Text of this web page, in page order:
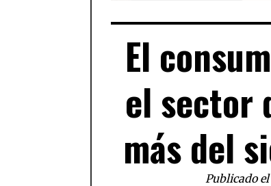
El
el sector
más del
Publicado